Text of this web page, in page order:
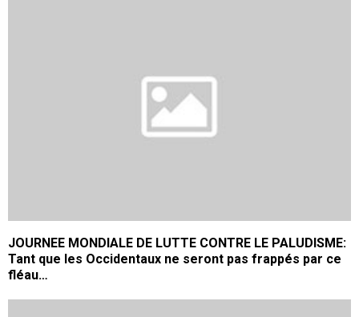
JOURNEE MONDIALE DE LUTTE CONTRE LE PALUDISME:
Tant que les Occidentaux ne seront pas frappés par ce
fléau…